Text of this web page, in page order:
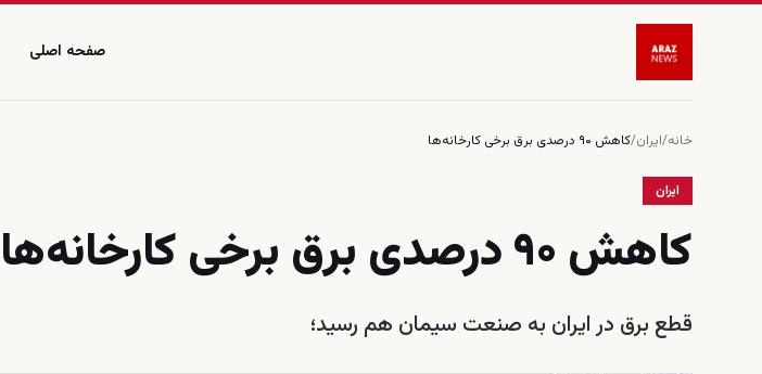
صفحه اصلی
خانه/ایران/کاهش ۹۰ درصدی برق برخی کارخانه‌ها
ایران
کاهش ۹۰ درصدی برق برخی کارخانه‌ها
قطع برق در ایران به صنعت سیمان هم رسید؛